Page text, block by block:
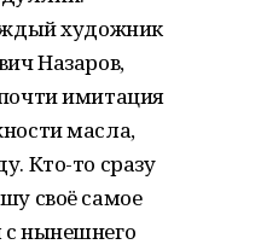
художник
Назаров,
имитация
масла,
Кто-то сразу
своё самое
с нынешнего